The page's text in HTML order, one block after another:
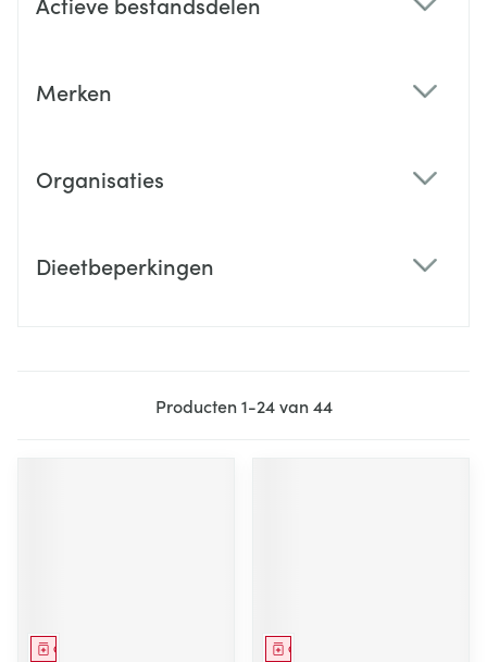
Merken
Organisaties
Dieetbeperkingen
Producten1-24van44
Geneesmiddel Geneesmiddel